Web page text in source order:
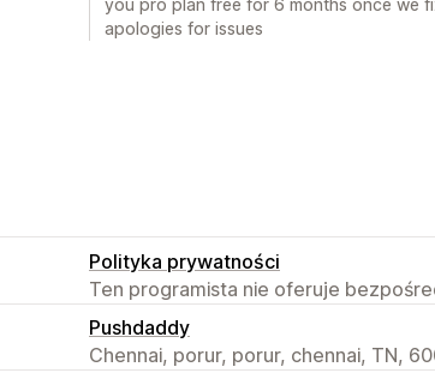
apologies for issues
Polityka prywatności
Ten programista nie oferuje
Pushdaddy
Chennai, porur, porur, chennai, TN,